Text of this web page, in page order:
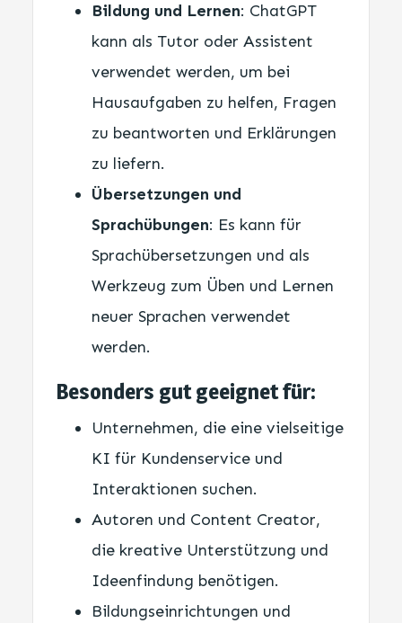
Bildung und Lernen: ChatGPT
kann als Tutor oder Assistent
verwendet werden, um bei
Hausaufgaben zu helfen, Fragen
zu beantworten und Erklärungen
zu liefern.
Übersetzungen und
Sprachübungen: Es kann für
Sprachübersetzungen und als
Werkzeug zum Üben und Lernen
neuer Sprachen verwendet
werden.
Besonders gut geeignet für:
Unternehmen, die eine vielseitige
KI für Kundenservice und
Interaktionen suchen.
Autoren und Content Creator,
die kreative Unterstützung und
Ideenfindung benötigen.
Bildungseinrichtungen und